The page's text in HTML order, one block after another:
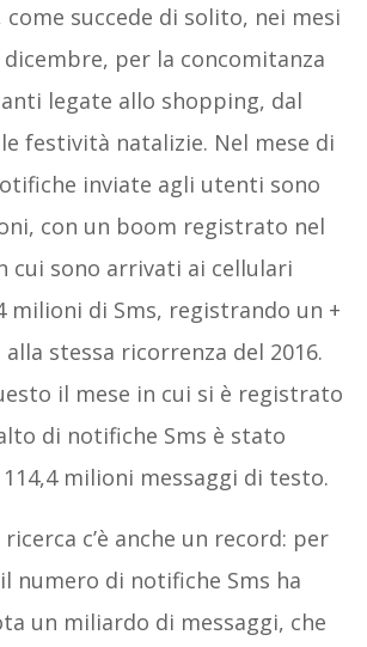
succede di solito, nei mesi
per la concomitanza
legate allo shopping, dal
festività natalizie. Nel mese di
inviate agli utenti sono
con un boom registrato nel
cui sono arrivati ai cellulari
milioni di Sms, registrando un +
stessa ricorrenza del 2016.
il mese in cui si è registrato
di notifiche Sms è stato
milioni messaggi di testo.
c’è anche un record: per
numero di notifiche Sms ha
un miliardo di messaggi, che